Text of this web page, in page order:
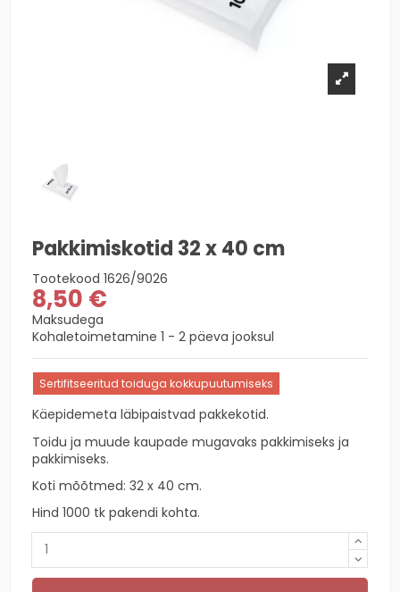
Pakkimiskotid 32 x 40 cm
Tootekood 1626/9026
8,50 €
Maksudega
Kohaletoimetamine 1 - 2 päeva jooksul
Sertifitseeritud toiduga kokkupuutumiseks
Käepidemeta läbipaistvad pakkekotid.
Toidu ja muude kaupade mugavaks pakkimiseks ja
pakkimiseks.
Koti mõõtmed: 32 x 40 cm.
Hind 1000 tk pakendi kohta.